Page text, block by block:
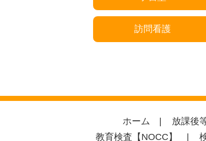
訪問看護
ホーム 放課後
教育検査【NOCC】